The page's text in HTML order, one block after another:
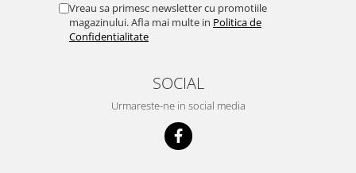
Vreau sa primesc newsletter cu promotiile
magazinului. Afla mai multe in Politica de
Confidentialitate
SOCIAL
Urmareste-ne in social media